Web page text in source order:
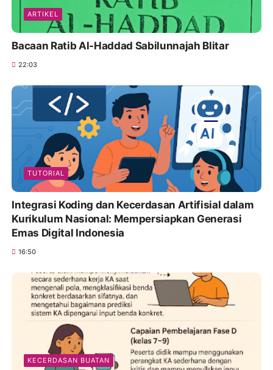
ARTIKEL
Bacaan Ratib Al-Haddad Sabilunnajah Blitar
22:03
TUTORIAL
Integrasi Koding dan Kecerdasan Artifisial dalam
Kurikulum Nasional: Mempersiapkan Generasi
Emas Digital Indonesia
16:50
KECERDASAN BUATAN